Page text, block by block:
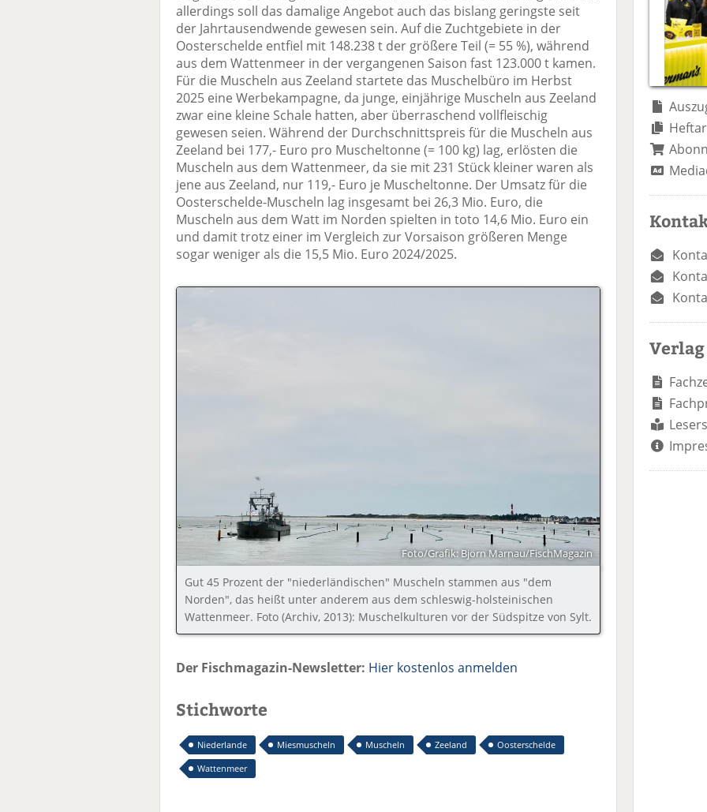
o
k
te
il
e
n
n
te
il
e
n
er
n
d
e
n
allerdings soll das damalige Angebot auch das bislang geringste seit
der Jahrtausendwende gewesen sein. Auf die Zuchtgebiete in der
Oosterschelde entfiel mit 148.238 t der größere Teil (= 55 %), während
aus dem Wattenmeer in der vergangenen Saison fast 123.000 t kamen.
Für die Muscheln aus Zeeland startete das Muschelbüro im Herbst
2025 eine Werbekampagne, da junge, einjährige Muscheln aus Zeeland
zwar eine kleine Schale hatten, aber überraschend vollfleischig
gewesen seien. Während der Durchschnittspreis für die Muscheln aus
Zeeland bei 177,- Euro pro Muscheltonne (= 100 kg) lag, erlösten die
Muscheln aus dem Wattenmeer, da sie mit 231 Stück kleiner waren als
jene aus Zeeland, nur 119,- Euro je Muscheltonne. Der Umsatz für die
Oosterschelde-Muscheln lag insgesamt bei 26,3 Mio. Euro, die
Muscheln aus dem Watt im Norden spielten in toto 14,6 Mio. Euro ein
und damit trotz einer im Vergleich zur Vorsaison größeren Menge
sogar weniger als die 15,5 Mio. Euro 2024/2025.
Foto/Grafik: Björn Marnau/FischMagazin
Gut 45 Prozent der "niederländischen" Muscheln stammen aus "dem
Norden", das heißt unter anderem aus dem schleswig-holsteinischen
Wattenmeer. Foto (Archiv, 2013): Muschelkulturen vor der Südspitze von Sylt.
Der Fischmagazin-Newsletter: Hier kostenlos anmelden
Stichworte
Niederlande Miesmuscheln Muscheln Zeeland
Oosterschelde
Wattenmeer
Verlag